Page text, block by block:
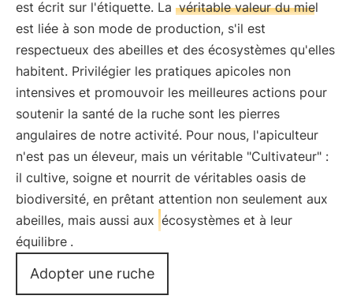
est écrit sur l'étiquette. La véritable valeur du miel
est liée à son mode de production, s'il est
respectueux des abeilles et des écosystèmes qu'elles
habitent. Privilégier les pratiques apicoles non
intensives et promouvoir les meilleures actions pour
soutenir la santé de la ruche sont les pierres
angulaires de notre activité. Pour nous, l'apiculteur
n'est pas un éleveur, mais un véritable "Cultivateur" :
il cultive, soigne et nourrit de véritables oasis de
biodiversité, en prêtant attention non seulement aux
abeilles, mais aussi aux écosystèmes et à leur
équilibre .
Adopter une ruche